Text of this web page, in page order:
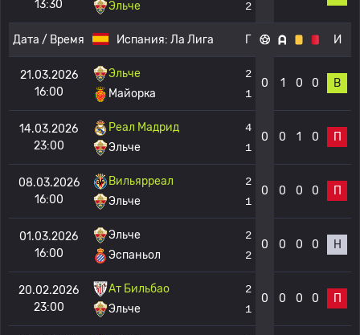
13:30
Эльче
2
Дата / Время Испания: Ла Лига Г И
21.03.2026
16:00
Эльче
Майорка
2
1
0 1 0 0 В
14.03.2026
23:00
Реал Мадрид
Эльче
4
1
0 0 1 0 П
08.03.2026
16:00
Вильярреал
Эльче
2
1
0 0 0 0 П
01.03.2026
16:00
Эльче
Эспаньол
2
2
0 0 0 0 Н
20.02.2026
23:00
Ат Бильбао
Эльче
2
1
0 0 0 0 П